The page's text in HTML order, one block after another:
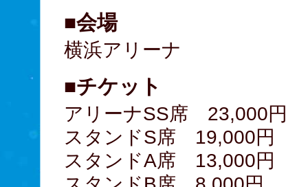
■会場
横浜アリーナ
■チケット
アリーナSS席 23,000円
スタンドS席 19,000円
スタンドA席 13,000円